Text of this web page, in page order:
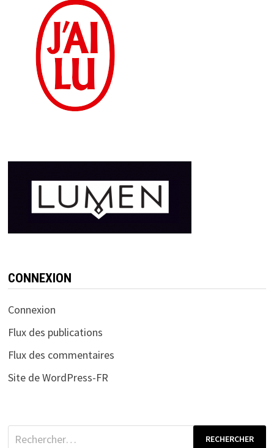
CONNEXION
Connexion
Flux des publications
Flux des commentaires
Site de WordPress-FR
Rechercher :